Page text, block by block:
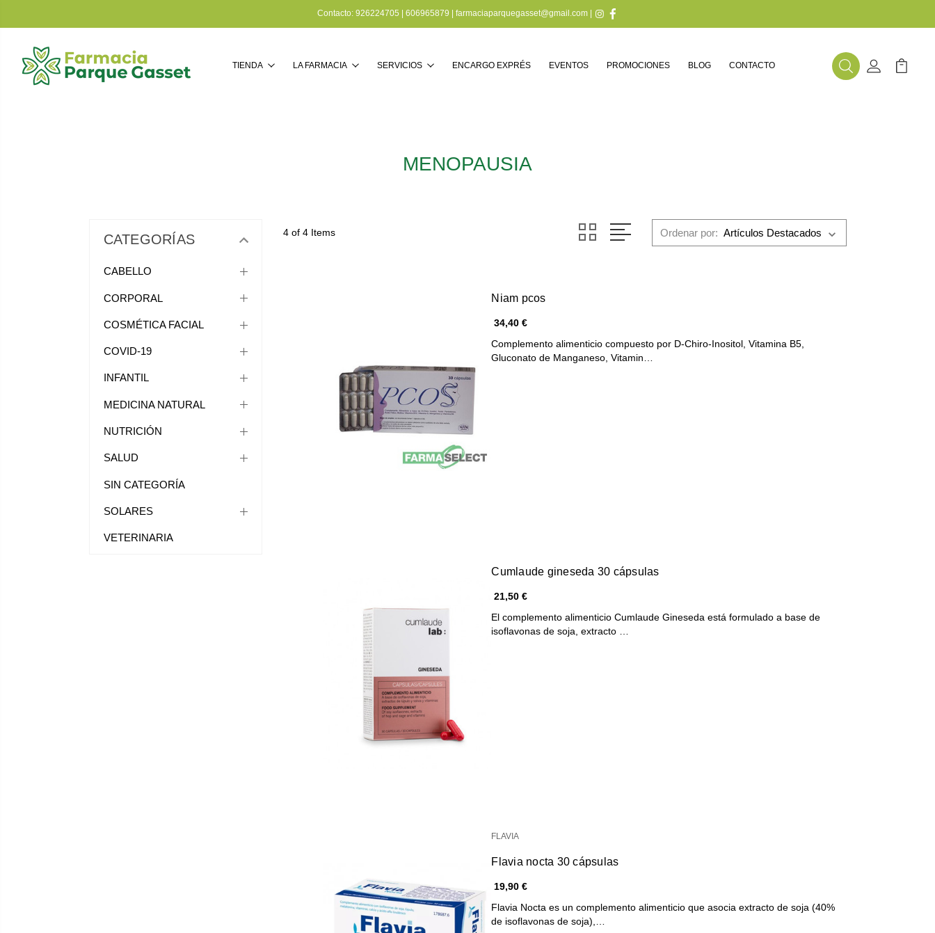
Contacto: 926224705 606965879 farmaciaparquegasset@gmail.com|
TIENDA LA FARMACIA SERVICIOS ENCARGO EXPRÉS EVENTOS PROMOCIONES BLOG CONTACTO
Buscar
BuscarMi Cuenta
Mi
MENOPAUSIA
CATEGORÍAS
CABELLO
CORPORAL
COSMÉTICA FACIAL
COVID-19
INFANTIL
MEDICINA NATURAL
NUTRICIÓN
SALUD
SIN CATEGORÍA
SOLARES
VETERINARIA
4 of 4 Items Ordenar por:
Niam pcos
34,40 €
Complemento alimenticio compuesto por D-Chiro-Inositol, Vitamina B5,
Gluconato de Manganeso, Vitamin…
Cumlaude gineseda 30 cápsulas
21,50 €
El complemento alimenticio Cumlaude Gineseda está formulado a base de
isoflavonas de soja, extracto …
FLAVIA
Flavia nocta 30 cápsulas
19,90 €
Flavia Nocta es un complemento alimenticio que asocia extracto de soja (40%
de isoflavonas de soja),…